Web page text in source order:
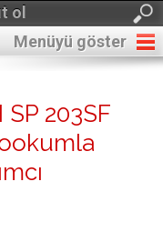
ol
Menüyü göster
203SF